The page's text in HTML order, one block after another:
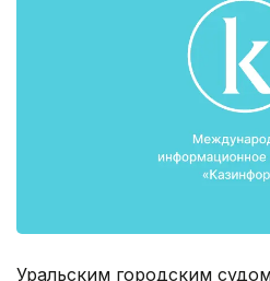
Уральским городским